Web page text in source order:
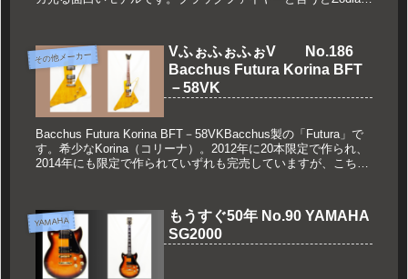
その他メーカー
VふぉふぉふぉV No.186
Bacchus Futura Korina BFT
－58VK
Bacchus Futura Korina BFT－58VKBacchus製の「Futura」で
す。希少なKorina（コリーナ）。2012年に20本限定で作られ、
2014年にも限定で作られていずれも完売していますが、こちら
YAMAHA
もうすぐ50年 No.90 YAMAHA
SG2000